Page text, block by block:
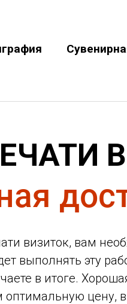
визиток, вам
выполнять эту
в итоге.
цену,